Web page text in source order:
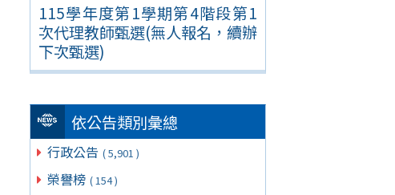
115學年度第1學期第4階段第1
次代理教師甄選(無人報名，續辦
下次甄選)
依公告類別彙總
行政公告 ( 5,901 )
榮譽榜 ( 154 )